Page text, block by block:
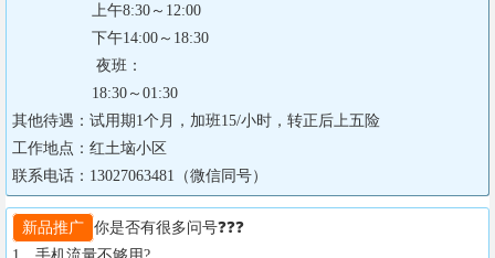
其他待遇：试用期1个月，加班15/小时，转正后上五险
工作地点：红土垴小区
联系电话：13027063481（微信同号）
新品推广 你是否有很多问号❓❓❓